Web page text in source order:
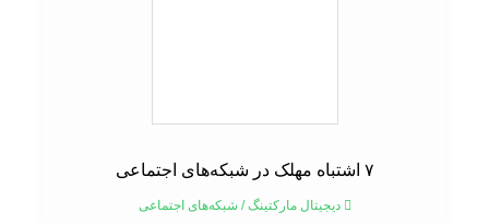
دیجیتال مارکتینگ/شبکه‌های اجتماعی